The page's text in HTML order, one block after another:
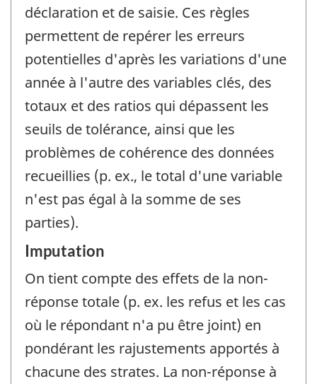
déclaration et de saisie. Ces règles
permettent de repérer les erreurs
potentielles d'après les variations d'une
année à l'autre des variables clés, des
totaux et des ratios qui dépassent les
seuils de tolérance, ainsi que les
problèmes de cohérence des données
recueillies (p. ex., le total d'une variable
n'est pas égal à la somme de ses
parties).
Imputation
On tient compte des effets de la non-
réponse totale (p. ex. les refus et les cas
où le répondant n'a pu être joint) en
pondérant les rajustements apportés à
chacune des strates. La non-réponse à